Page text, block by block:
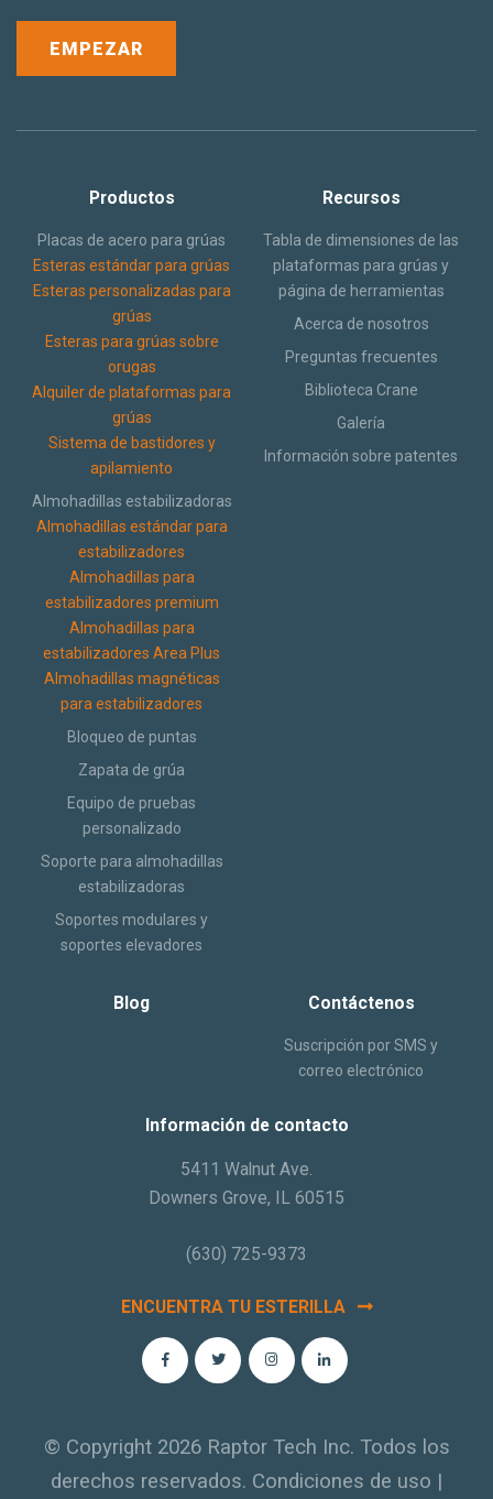
Productos
Placas de acero para grúas
Esteras estándar para grúas
Esteras personalizadas para
grúas
Esteras para grúas sobre
orugas
Alquiler de plataformas para
grúas
Sistema de bastidores y
apilamiento
Almohadillas estabilizadoras
Almohadillas estándar para
estabilizadores
Almohadillas para
estabilizadores premium
Almohadillas para
estabilizadores Area Plus
Almohadillas magnéticas
para estabilizadores
Bloqueo de puntas
Zapata de grúa
Equipo de pruebas
personalizado
Soporte para almohadillas
estabilizadoras
Soportes modulares y
soportes elevadores
Recursos
Tabla de dimensiones de las
plataformas para grúas y
página de herramientas
Acerca de nosotros
Preguntas frecuentes
Biblioteca Crane
Galería
Información sobre patentes
Blog Contáctenos
Suscripción por SMS y
correo electrónico
Información de contacto
5411 Walnut Ave.
Downers Grove, IL 60515
(630) 725-9373
ENCUENTRA TU ESTERILLA
© Copyright 2026 Raptor Tech Inc. Todos los
derechos reservados. Condiciones de uso |